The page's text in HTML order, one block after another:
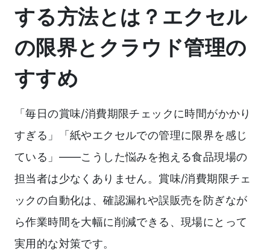
する方法とは？エクセル
の限界とクラウド管理の
すすめ
「毎日の賞味/消費期限チェックに時間がかかり
すぎる」「紙やエクセルでの管理に限界を感じ
ている」――こうした悩みを抱える食品現場の
担当者は少なくありません。賞味/消費期限チェ
ックの自動化は、確認漏れや誤販売を防ぎなが
ら作業時間を大幅に削減できる、現場にとって
実用的な対策です。